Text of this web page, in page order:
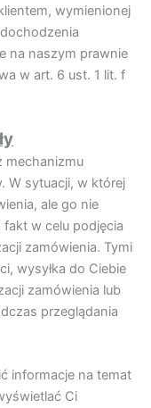
wymienionej
na naszym prawnie
w art. 6 ust. 1 lit. f
mechanizmu
W sytuacji, w której
ale go nie
w celu podjęcia
zamówienia. Tymi
wysyłka do Ciebie
zamówienia lub
przeglądania
informacje na temat
Ci